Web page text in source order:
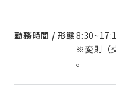
勤務時間 / 形態
※変則（
。